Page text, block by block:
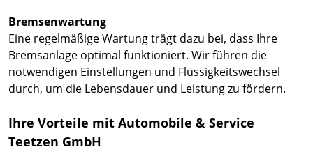
Bremsenwartung
Eine regelmäßige Wartung trägt dazu bei, dass Ihre
Bremsanlage optimal funktioniert. Wir führen die
notwendigen Einstellungen und Flüssigkeitswechsel
durch, um die Lebensdauer und Leistung zu fördern.
Ihre Vorteile mit Automobile & Service
Teetzen GmbH